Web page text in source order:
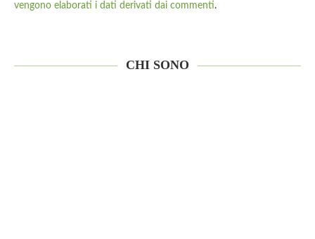
vengono elaborati i dati derivati dai commenti.
CHI SONO